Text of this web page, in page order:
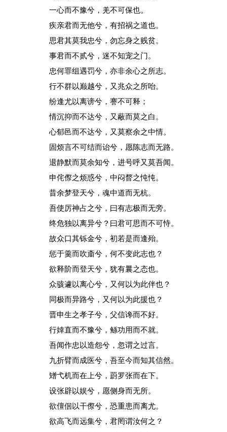
一心而不豫兮，羌不可保也。
疾亲君而无他兮，有招祸之道也。
思君其莫我忠兮，勿忘身之贱贫。
事君而不贰兮，迷不知宠之门。
忠何罪组遇罚兮，亦非余心之所志。
行不群以巅越兮，又兆众之所咍。
纷逢尤以离谤兮，謇不可释；
情沉抑而不达兮，又蔽而莫之白。
心郁邑而不达兮，又莫察余之中情。
固烦言不可结而诒兮，愿陈志而无路。
退静默而莫余知兮，进号呼又莫吾闻。
申侘傺之烦惑兮，中闷瞀之忳忳。
昔余梦登天兮，魂中道而无杭。
吾使厉神占之兮，曰有志极而无旁。
终危独以离异兮？曰君可思而不可恃。
故众口其铄金兮，初若是而逢殆。
惩于羹而吹齑兮，何不变此志也？
欲释阶而登天兮，犹有曩之态也。
众骇遽以离心兮，又何以为此伴也？
同极而异路兮，又何以为此援也？
晋申生之孝子兮，父信谗而不好。
行婞直而不豫兮，鲧功用而不就。
吾闻作忠以造怨兮，忽谓之过言。
九折臂而成医兮，吾至今而知其信然。
矰弋机而在上兮，罻罗张而在下。
设张辟以娱兮，愿侧身而无所。
欲儃佪以干傺兮，恐重患而离尤。
欲高飞而远集兮，君罔谓汝何之？